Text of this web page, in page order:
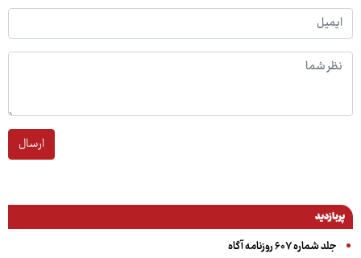
ارسال
پربازدید
جلد شماره ۶۰۷ روزنامه آگاه